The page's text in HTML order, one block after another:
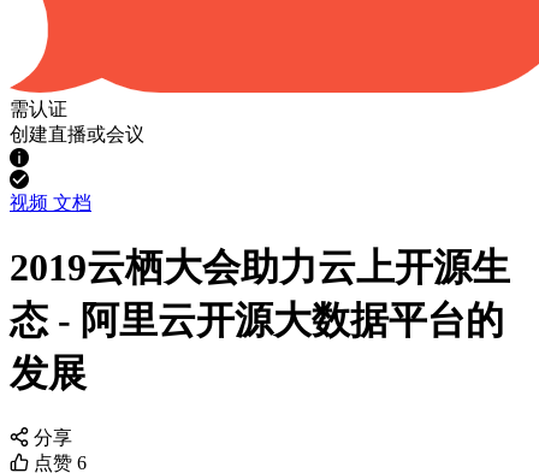
需认证
创建直播或会议
视频 文档
2019云栖大会助力云上开源生
态 - 阿里云开源大数据平台的
发展
分享
点赞 6